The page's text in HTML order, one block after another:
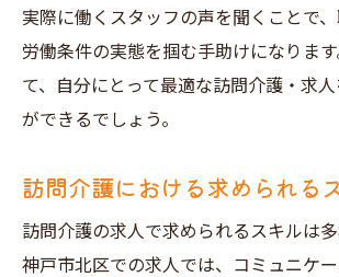
実際に働くスタッフの声を聞くことで
労働条件の実態を掴む手助けになりま
て、自分にとって最適な訪問介護・求
ができるでしょう。
訪問介護における求められる
訪問介護の求人で求められるスキルは
神戸市北区での求人では、コミュニケ